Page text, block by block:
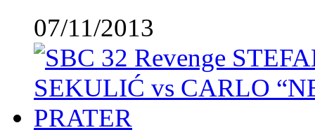
07/11/2013